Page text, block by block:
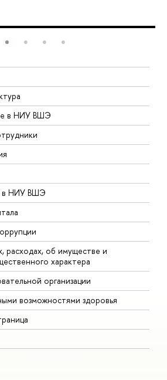
в НИУ ВШЭ
в НИУ ВШЭ
расходах, об имуществе и
характера
организации
возможностями здоровья